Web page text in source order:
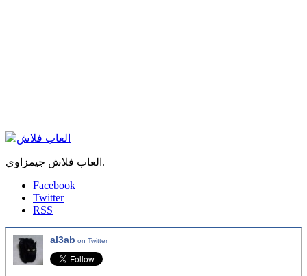
العاب فلاش جيمزاوي.
Facebook
Twitter
RSS
al3ab on Twitter